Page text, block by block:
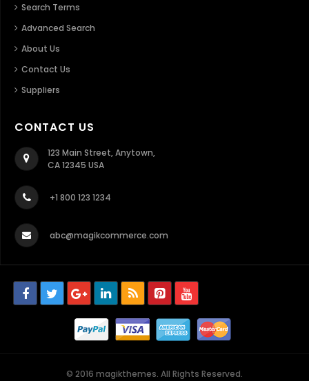
Search Terms
Advanced Search
About Us
Contact Us
Suppliers
CONTACT US
123 Main Street, Anytown,
CA 12345 USA
+1 800 123 1234
abc@magikcommerce.com
© 2016 magikthemes. All Rights Reserved.